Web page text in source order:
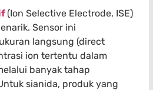
(Ion Selective Electrode, ISE)
Sensor ini
langsung (direct
ion tertentu dalam
banyak tahap
sianida, produk yang